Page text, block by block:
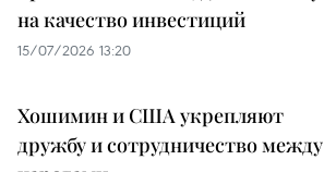
на качество инвестиций
15/07/2026 13:20
Хошимин и США укрепляют
дружбу и сотрудничество между